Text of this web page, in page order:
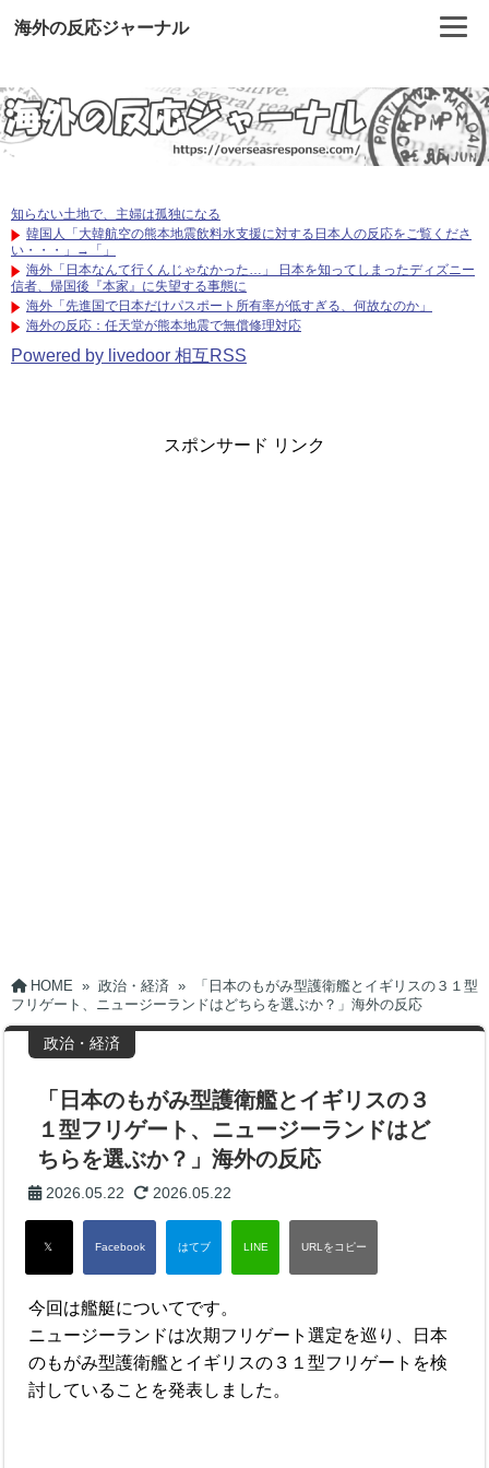
海外の反応ジャーナル
知らない土地で、主婦は孤独になる
韓国人「大韓航空の熊本地震飲料水支援に対する日本人の反応をご覧くださ
い・・・」→「」
海外「日本なんて行くんじゃなかった…」 日本を知ってしまったディズニー
信者、帰国後『本家』に失望する事態に
海外「先進国で日本だけパスポート所有率が低すぎる、何故なのか」
海外の反応：任天堂が熊本地震で無償修理対応
Powered by livedoor 相互RSS
スポンサード リンク
HOME » 政治・経済 »
「日本のもがみ型護衛艦とイギリスの３１型
フリゲート、ニュージーランドはどちらを選ぶか？」海外の反応
政治・経済
「日本のもがみ型護衛艦とイギリスの３
１型フリゲート、ニュージーランドはど
ちらを選ぶか？」海外の反応
2026.05.22 2026.05.22
今回は艦艇についてです。
ニュージーランドは次期フリゲート選定を巡り、日本
のもがみ型護衛艦とイギリスの３１型フリゲートを検
討していることを発表しました。